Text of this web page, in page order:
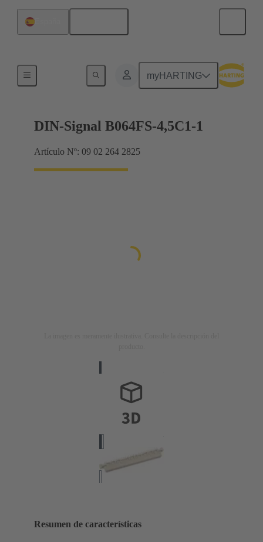
myHARTING
Terminación de placa madre a tarjeta hija
DIN-Signal B064FS-4,5C1-1
Artículo Nº: 09 02 264 2825
Resumen de características